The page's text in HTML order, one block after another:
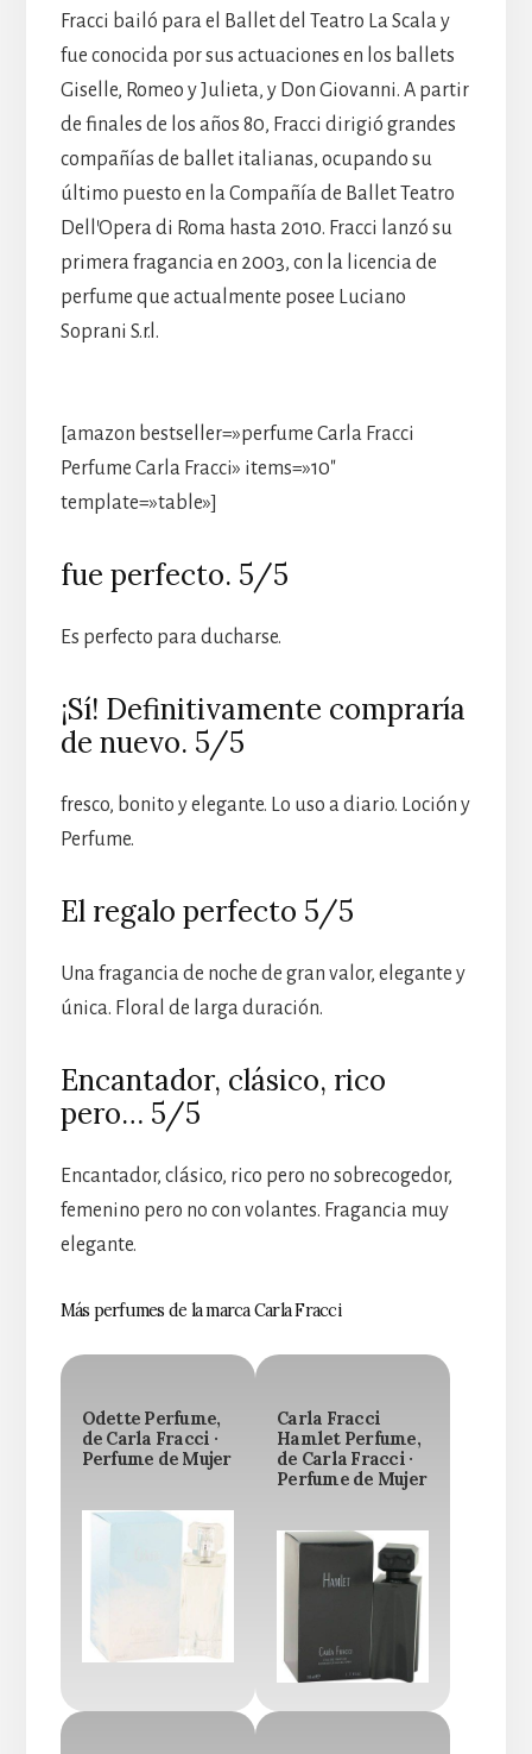
Fracci bailó para el Ballet del Teatro La Scala y
fue conocida por sus actuaciones en los ballets
Giselle, Romeo y Julieta, y Don Giovanni. A partir
de finales de los años 80, Fracci dirigió grandes
compañías de ballet italianas, ocupando su
último puesto en la Compañía de Ballet Teatro
Dell’Opera di Roma hasta 2010. Fracci lanzó su
primera fragancia en 2003, con la licencia de
perfume que actualmente posee Luciano
Soprani S.r.l.
[amazon bestseller=»perfume Carla Fracci
Perfume Carla Fracci» items=»10″
template=»table»]
fue perfecto. 5/5
Es perfecto para ducharse.
¡Sí! Definitivamente compraría
de nuevo. 5/5
fresco, bonito y elegante. Lo uso a diario. Loción y
Perfume.
El regalo perfecto 5/5
Una fragancia de noche de gran valor, elegante y
única. Floral de larga duración.
Encantador, clásico, rico
pero… 5/5
Encantador, clásico, rico pero no sobrecogedor,
femenino pero no con volantes. Fragancia muy
elegante.
Más perfumes de la marca Carla Fracci
Odette Perfume,
de Carla Fracci ·
Perfume de Mujer
Carla Fracci
Hamlet Perfume,
de Carla Fracci ·
Perfume de Mujer